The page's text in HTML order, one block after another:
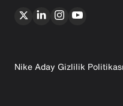
Nike Aday Gizlilik Politikası